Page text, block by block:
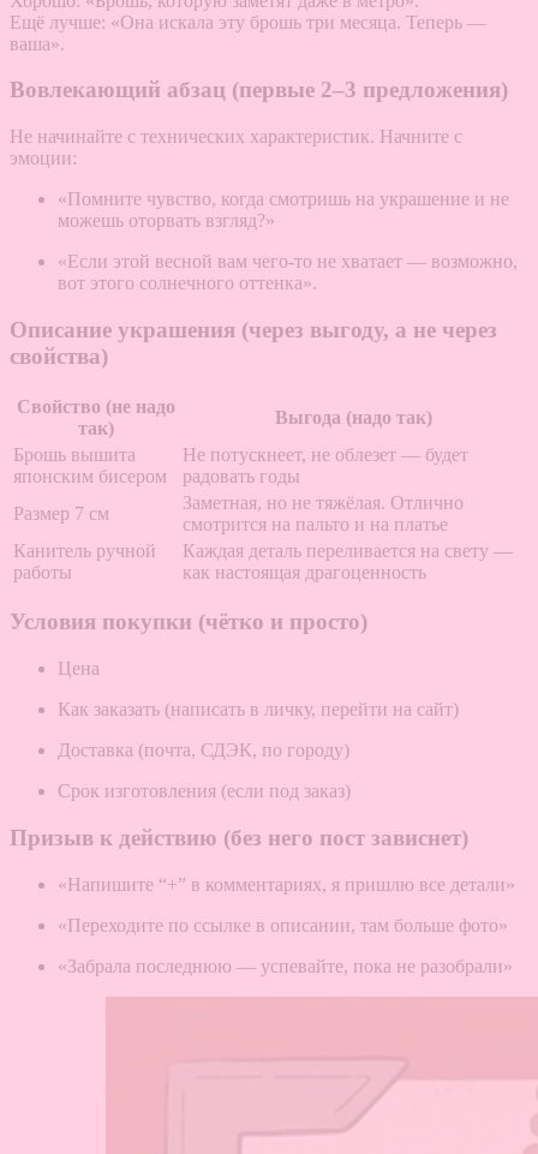
Ещё лучше: «Она искала эту брошь три месяца. Теперь —
ваша».
Вовлекающий абзац (первые 2–3 предложения)
Не начинайте с технических характеристик. Начните с
эмоции:
«Помните чувство, когда смотришь на украшение и не
можешь оторвать взгляд?»
«Если этой весной вам чего-то не хватает — возможно,
вот этого солнечного оттенка».
Описание украшения (через выгоду, а не через
свойства)
Свойство (не надо
так)
Выгода (надо так)
Брошь вышита
японским бисером
Не потускнеет, не облезет — будет
радовать годы
Размер 7 см
Заметная, но не тяжёлая. Отлично
смотрится на пальто и на платье
Канитель ручной
работы
Каждая деталь переливается на свету —
как настоящая драгоценность
Условия покупки (чётко и просто)
Цена
Как заказать (написать в личку, перейти на сайт)
Доставка (почта, СДЭК, по городу)
Срок изготовления (если под заказ)
Призыв к действию (без него пост зависнет)
«Напишите “+” в комментариях, я пришлю все детали»
«Переходите по ссылке в описании, там больше фото»
«Забрала последнюю — успевайте, пока не разобрали»